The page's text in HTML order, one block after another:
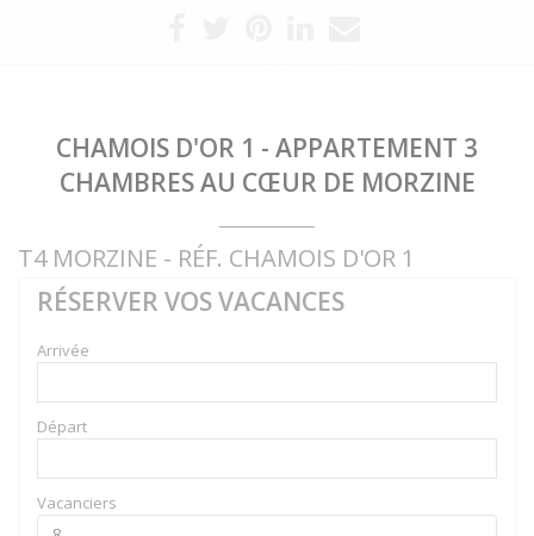
CHAMOIS D'OR 1 - APPARTEMENT 3
CHAMBRES AU CŒUR DE MORZINE
T4 MORZINE - RÉF. CHAMOIS D'OR 1
RÉSERVER VOS VACANCES
Arrivée
Départ
Vacanciers